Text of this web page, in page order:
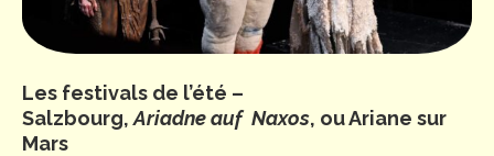
Les festivals de l’été –
Salzbourg,Ariadne auf Naxos, ou Ariane sur
Mars